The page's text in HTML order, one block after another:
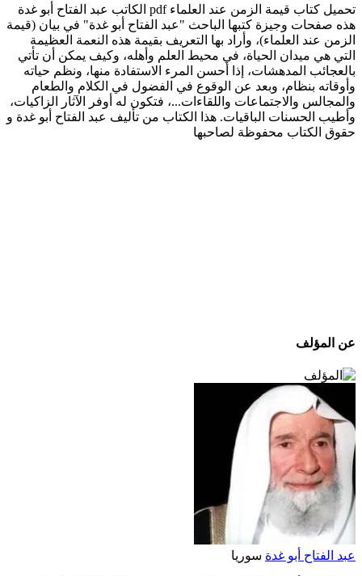
تحميل كتاب قيمة الزمن عند العلماء pdf الكاتب عبد الفتاح أبو غدة
هذه صفحات وجيزة كتبها الباحث "عبد الفتاح أبو غدة" في بيان (قيمة
الزمن عند العلماء)، وأراد بها التعريف بقيمة هذه النعمة العظيمة
التي هي ميدان الحياة، في محيط العلم وأهله، وكيف يمكن أن تأتي
بالعجائب المدهشات، إذا أحسن المرء الاستفادة منها، ونظم حياته
وأوقاته بنظام، وبعد عن الوقوع في الفضول في الكلام والطعام
والمجالس والاجتماعات واللقاءات...، فتكون له أوفر الآثار الزاكيات،
وأطيب الحسنات الباقيات. هذا الكتاب من تأليف عبد الفتاح أبو غدة و
حقوق الكتاب محفوظة لصاحبها
عن المؤلف
عبد الفتاح أبو غدة سوريا